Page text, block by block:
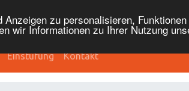
zu personalisieren,
wir Informationen zu Ihrer Nutzung
Einstufung Kontakt